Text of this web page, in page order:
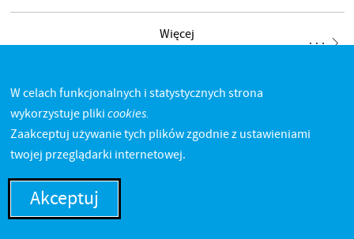
wedługharmonogramu podanego na dole strony, Grafika
Artystyczna, GrafikaProjektowa, Intermedia Do wtorku, 21
i DziałaniaInterdyscyplinarne, Projektowanie
Interdyscyplinarne, Projektowanie Ubioru,Rysunek,
Rzeźba/Modelowanie i Technologie 3D, Scenografia, Sztuki
Wizualne iEdukacja Kulturowa, Wzornictwo Portfolio
Więcej
JUWENALIA POZNAŃ 2026
W celach funkcjonalnych i statystycznych strona
wykorzystuje pliki cookies.
Zaakceptuj używanie tych plików zgodnie z ustawieniami
twojej przeglądarki internetowej.
Akceptuj